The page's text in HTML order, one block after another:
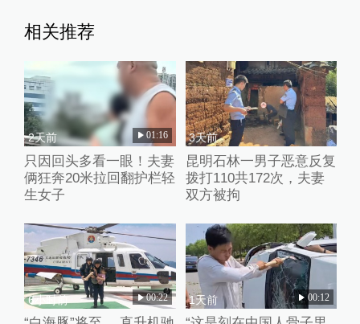
相关推荐
2天前 01:16
只因回头多看一眼！夫妻
俩狂奔20米拉回翻护栏轻
生女子
3天前
昆明石林一男子恶意反复
拨打110共172次，夫妻
双方被拘
6小时前 00:22 1天前 00:12